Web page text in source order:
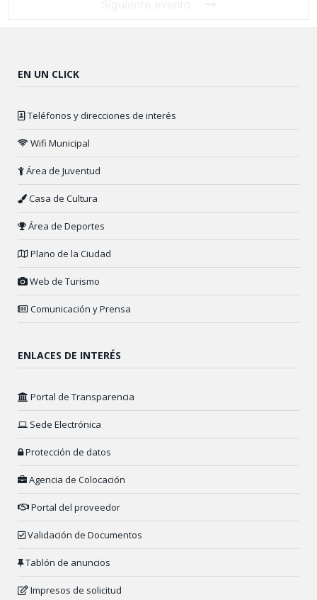
EN UN CLICK
Teléfonos y direcciones de interés
Wifi Municipal
Área de Juventud
Casa de Cultura
Área de Deportes
Plano de la Ciudad
Web de Turismo
Comunicación y Prensa
ENLACES DE INTERÉS
Portal de Transparencia
Sede Electrónica
Protección de datos
Agencia de Colocación
Portal del proveedor
Validación de Documentos
Tablón de anuncios
Impresos de solicitud